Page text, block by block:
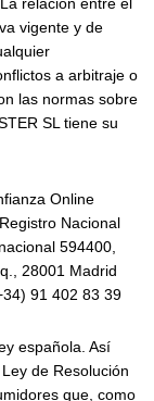
vigente y de
a arbitraje o
las normas sobre
SL tiene su
Online
Nacional
594400,
28001 Madrid
91 402 83 39
española. Así
de Resolución
que, como